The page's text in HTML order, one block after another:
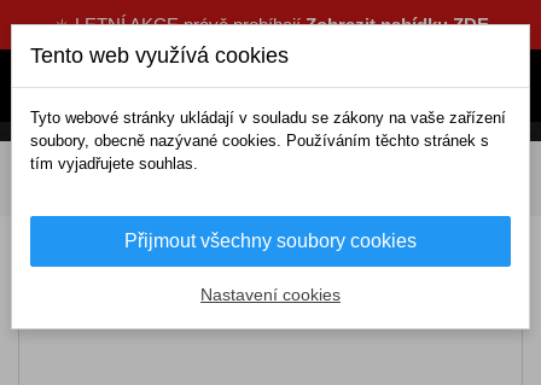
☀️ LETNÍ AKCE právě probíhajíZobrazit nabídku ZDE
DOMOV Interiérové doplňky
Výprodej-Organizér Cars
Tento web využívá cookies
Tyto webové stránky ukládají v souladu se zákony na vaše zařízení
soubory, obecně nazývané cookies. Používáním těchto stránek s
tím vyjadřujete souhlas.
Přijmout všechny soubory cookies
Nastavení cookies